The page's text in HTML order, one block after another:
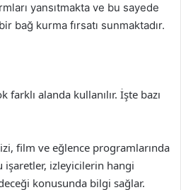
yansıtmakta ve bu sayede
bağ kurma fırsatı sunmaktadır.
alanda kullanılır. İşte bazı
film ve eğlence programlarında
işaretler, izleyicilerin hangi
konusunda bilgi sağlar.